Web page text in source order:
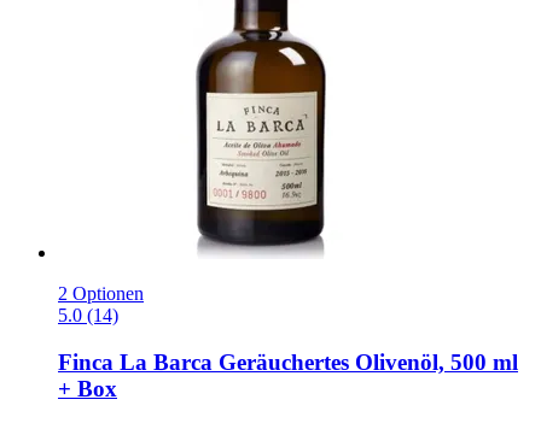
2 Optionen
5.0 (14)
Finca La Barca Geräuchertes Olivenöl, 500 ml
+ Box